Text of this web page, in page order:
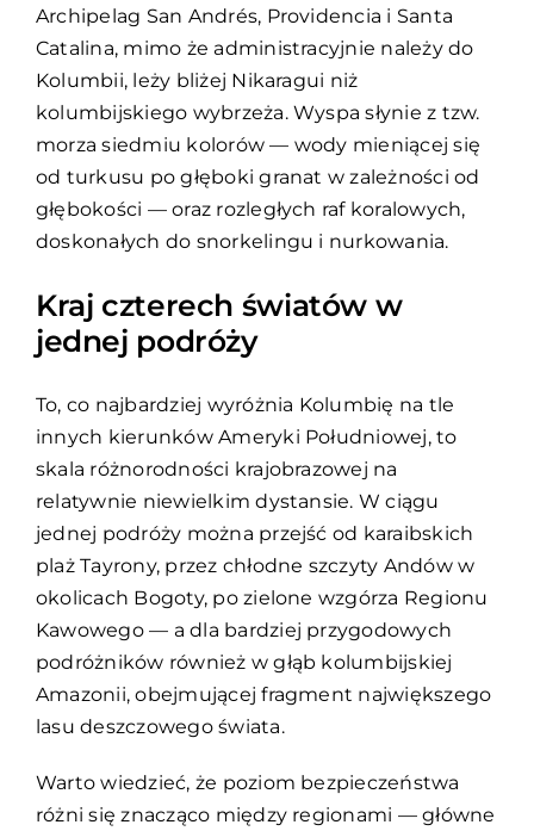
Archipelag San Andrés, Providencia i Santa
Catalina, mimo że administracyjnie należy do
Kolumbii, leży bliżej Nikaragui niż
kolumbijskiego wybrzeża. Wyspa słynie z tzw.
morza siedmiu kolorów — wody mieniącej się
od turkusu po głęboki granat w zależności od
głębokości — oraz rozległych raf koralowych,
doskonałych do snorkelingu i nurkowania.
Kraj czterech światów w
jednej podróży
To, co najbardziej wyróżnia Kolumbię na tle
innych kierunków Ameryki Południowej, to
skala różnorodności krajobrazowej na
relatywnie niewielkim dystansie. W ciągu
jednej podróży można przejść od karaibskich
plaż Tayrony, przez chłodne szczyty Andów w
okolicach Bogoty, po zielone wzgórza Regionu
Kawowego — a dla bardziej przygodowych
podróżników również w głąb kolumbijskiej
Amazonii, obejmującej fragment największego
lasu deszczowego świata.
Warto wiedzieć, że poziom bezpieczeństwa
różni się znacząco między regionami — główne